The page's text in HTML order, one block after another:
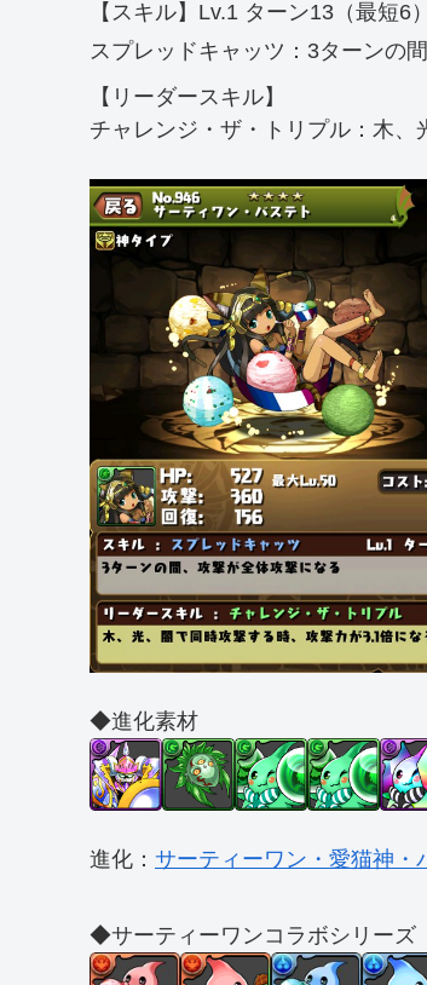
【スキル】Lv.1 ターン13（最短6）
スプレッドキャッツ：3ターンの
【リーダースキル】
チャレンジ・ザ・トリプル：木
◆進化素材
進化： サーティーワン・愛猫神・
◆サーティーワンコラボシリーズ